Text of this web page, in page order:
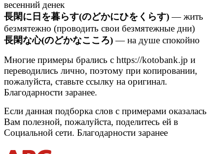
весенний денек
長閑に日を暮らす(のどかにひをくらす)— жить
безмятежно (проводить свои безмятежные дни)
長閑な心(のどかなこころ)— на душе спокойно
Многие примеры брались с https://kotobank.jp и
переводились лично, поэтому при копировании,
пожалуйста, ставьте ссылку на оригинал.
Благодарности заранее.
Если данная подборка слов с примерами оказалась
Вам полезной, пожалуйста, поделитесь ей в
Социальной сети. Благодарности заранее